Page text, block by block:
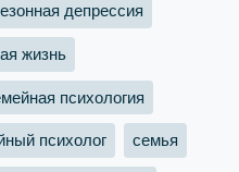
депрессия
жизнь
психология
психолог семья